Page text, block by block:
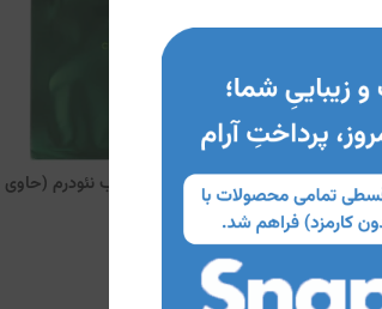
ماسک صورت نقابی پوست چرب نئودرم (حاوی
عصاره چای سبز)
72,400